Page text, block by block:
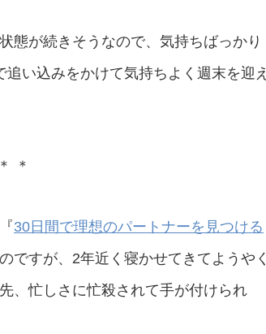
態が続きそうなので、気持ちばっかり
い込みをかけて気持ちよく週末を迎え
＊
30日間で理想のパートナーを見つける
ですが、2年近く寝かせてきてようやく
、忙しさに忙殺されて手が付けられ